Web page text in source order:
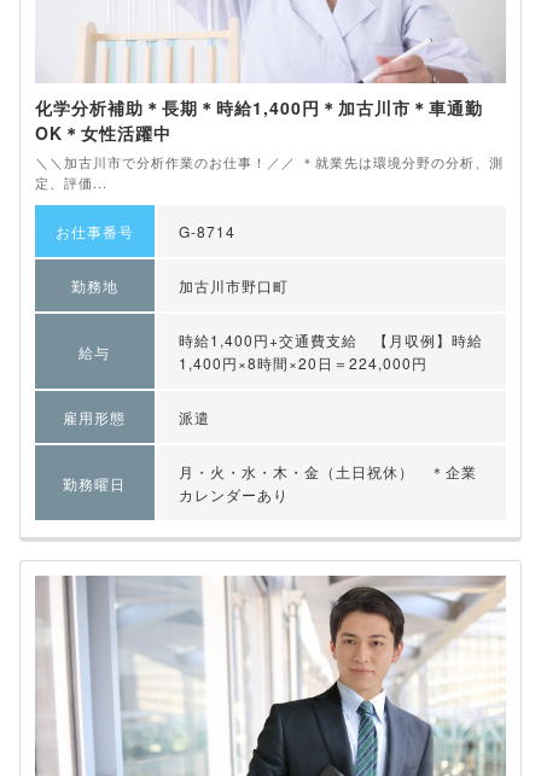
化学分析補助＊長期＊時給1,400円＊加古川市＊車通勤
OK＊女性活躍中
＼＼加古川市で分析作業のお仕事！／／ ＊就業先は環境分野の分析、測
定、評価...
お仕事番号 G-8714
勤務地 加古川市野口町
給与
時給1,400円+交通費支給 【月収例】時給
1,400円×8時間×20日＝224,000円
雇用形態 派遣
勤務曜日
月・火・水・木・金（土日祝休） ＊企業
カレンダーあり